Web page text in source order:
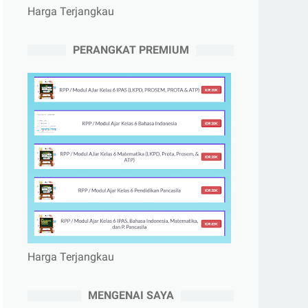
Harga Terjangkau
PERANGKAT PREMIUM
Harga Terjangkau
MENGENAI SAYA